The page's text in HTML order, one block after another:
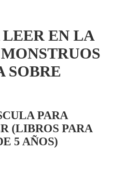
EN LA
SOBRE
PARA
(LIBROS PARA
5 AÑOS)